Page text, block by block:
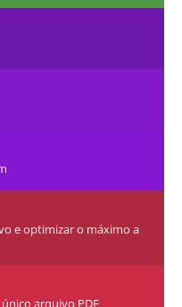
e optimizar o máximo a
arquivo PDF